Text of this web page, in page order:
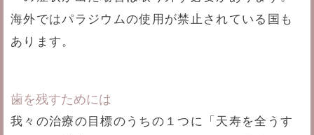
海外ではパラジウムの使用が禁止されている国も
あります。
歯を残すためには
我々の治療の目標のうちの１つに「天寿を全うす